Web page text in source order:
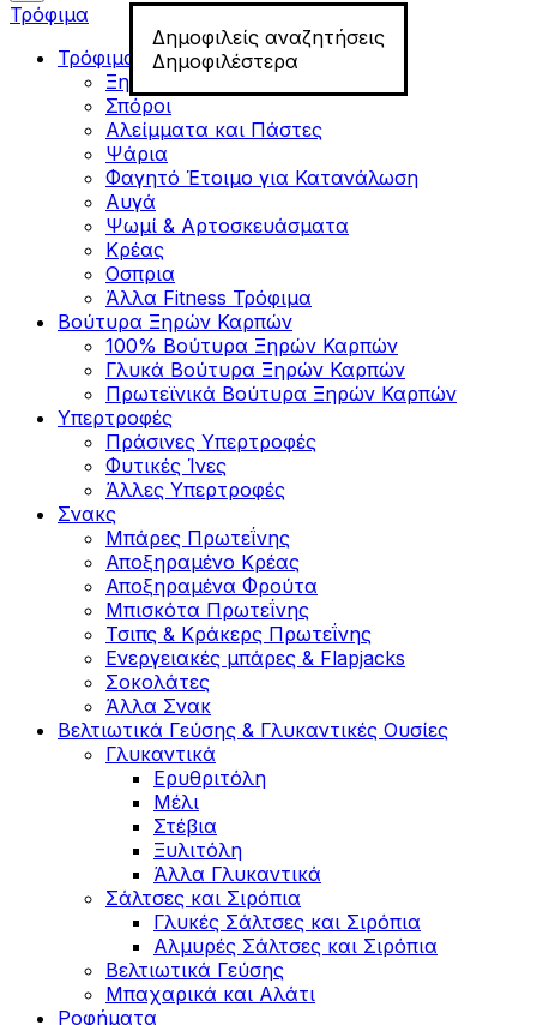
Δημοφιλείς αναζητήσεις
Δημοφιλέστερα
Τρόφιμα
Τρόφιμα για Fitness
Ξηροί Καρποί
Σπόροι
Αλείμματα και Πάστες
Ψάρια
Φαγητό Έτοιμο για Κατανάλωση
Αυγά
Ψωμί & Αρτοσκευάσματα
Κρέας
Οσπρια
Άλλα Fitness Τρόφιμα
Βούτυρα Ξηρών Καρπών
100% Βούτυρα Ξηρών Καρπών
Γλυκά Βούτυρα Ξηρών Καρπών
Πρωτεϊνικά Βούτυρα Ξηρών Καρπών
Υπερτροφές
Πράσινες Υπερτροφές
Φυτικές Ίνες
Άλλες Υπερτροφές
Σνακς
Μπάρες Πρωτεΐνης
Αποξηραμένο Κρέας
Αποξηραμένα Φρούτα
Μπισκότα Πρωτεΐνης
Τσιπς & Kράκερς Πρωτεΐνης
Ενεργειακές μπάρες & Flapjacks
Σοκολάτες
Άλλα Σνακ
Βελτιωτικά Γεύσης & Γλυκαντικές Ουσίες
Γλυκαντικά
Ερυθριτόλη
Μέλι
Στέβια
Ξυλιτόλη
Άλλα Γλυκαντικά
Σάλτσες και Σιρόπια
Γλυκές Σάλτσες και Σιρόπια
Αλμυρές Σάλτσες και Σιρόπια
Bελτιωτικά Γεύσης
Μπαχαρικά και Αλάτι
Ροφήματα